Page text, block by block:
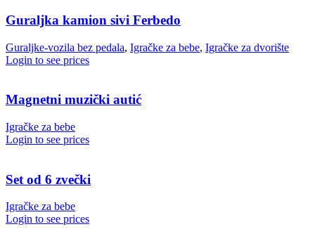
Guraljka kamion sivi Ferbedo
Guraljke-vozila bez pedala, Igračke za bebe, Igračke za dvorište
Login to see prices
Magnetni muzički autić
Igračke za bebe
Login to see prices
Set od 6 zvečki
Igračke za bebe
Login to see prices